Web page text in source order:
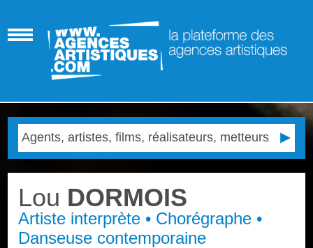
Lou DORMOIS
Artiste interprète • Chorégraphe •
Danseuse contemporaine